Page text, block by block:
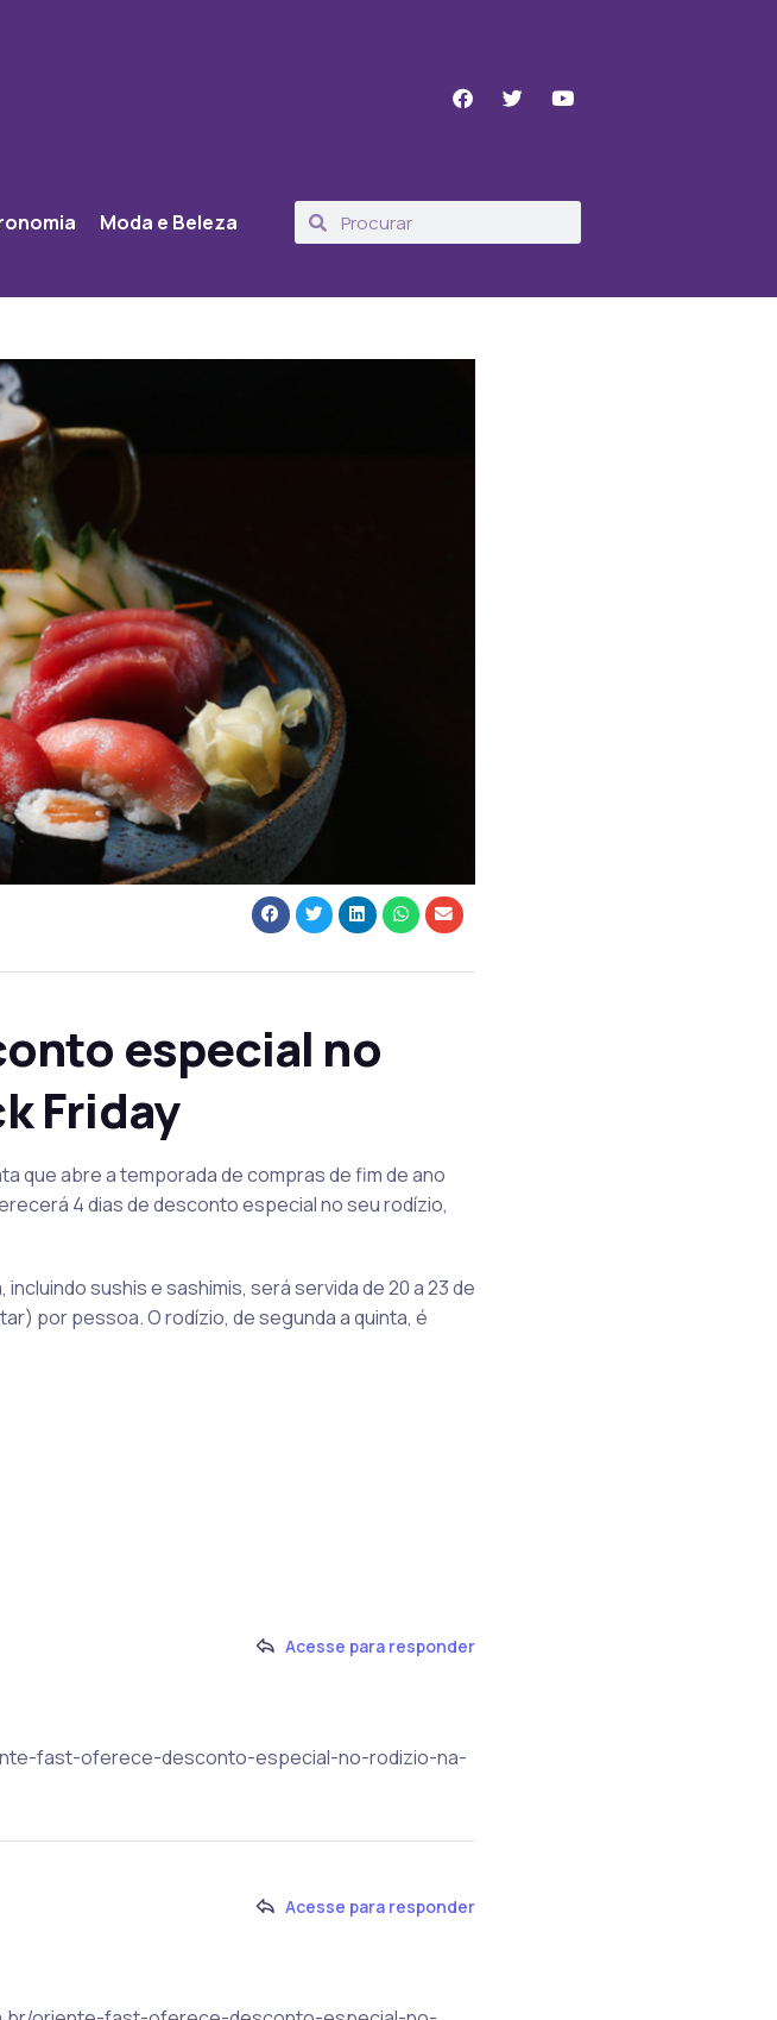
Moda e Beleza
especial no
Friday
que abre a temporada de compras de fim de ano
4 dias de desconto especial no seu rodízio,
sushis e sashimis, será servida de 20 a 23 de
por pessoa. O rodízio, de segunda a quinta, é
Acesse para responder
fast-oferece-desconto-especial-no-rodizio-na-
Acesse para responder